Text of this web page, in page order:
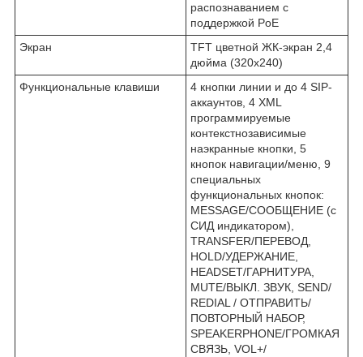
распознаванием с
поддержкой PoE
Экран
TFT цветной ЖК-экран 2,4
дюйма (320x240)
Функциональные клавиши
4 кнопки линии и до 4 SIP-
аккаунтов, 4 XML
программируемые
контекстнозависимые
наэкранные кнопки, 5
кнопок навигации/меню, 9
специальных
функциональных кнопок:
MESSAGE/СООБЩЕНИЕ (с
СИД индикатором),
TRANSFER/ПЕРЕВОД,
HOLD/УДЕРЖАНИЕ,
HEADSET/ГАРНИТУРА,
MUTE/ВЫКЛ. ЗВУК, SEND/
REDIAL / ОТПРАВИТЬ/
ПОВТОРНЫЙ НАБОР,
SPEAKERPHONE/ГРОМКАЯ
СВЯЗЬ, VOL+/